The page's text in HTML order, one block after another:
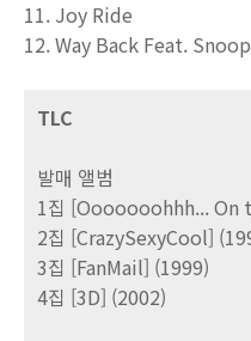
11. Joy Ride
12. Way Back Feat.
TLC
발매 앨범
1집 [Ooooooohhh... On
2집 [CrazySexyCool]
3집 [FanMail] (1999)
4집 [3D] (2002)